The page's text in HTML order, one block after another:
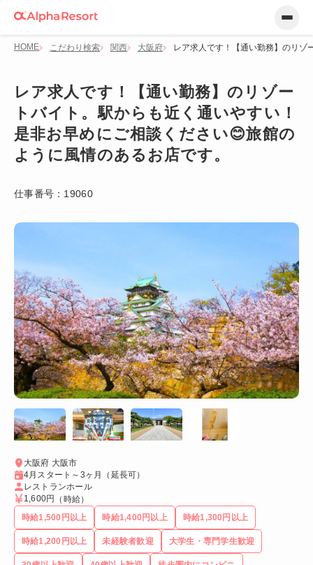
HOME こだわり検索 関西 大阪府 レア求人です！【通い勤務】のリゾ
レア求人です！【通い勤務】のリゾー
トバイト。駅からも近く通いやすい！
是非お早めにご相談ください😊旅館の
ように風情のあるお店です。
仕事番号： 19060
大阪府 大阪市
4月スタート～3ヶ月（延長可）
レストランホール
1,600円
（時給）
時給1,500円以上
時給1,400円以上 時給1,300円以上
時給1,200円以上 未経験者歓迎 大学生・専門学生歓迎